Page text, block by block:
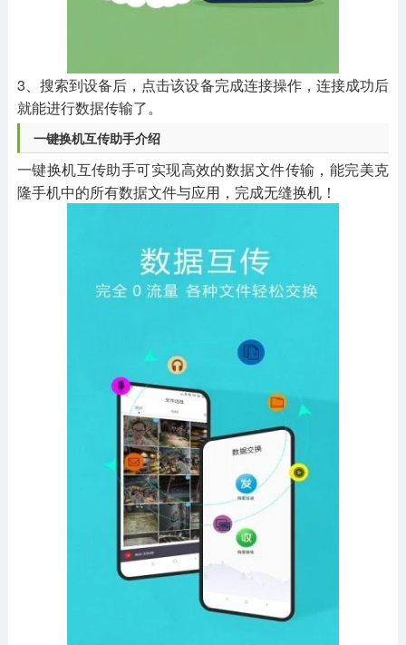
3、搜索到设备后，点击该设备完成连接操作，连接成功后
就能进行数据传输了。
一键换机互传助手介绍
一键换机互传助手可实现高效的数据文件传输，能完美克
隆手机中的所有数据文件与应用，完成无缝换机！